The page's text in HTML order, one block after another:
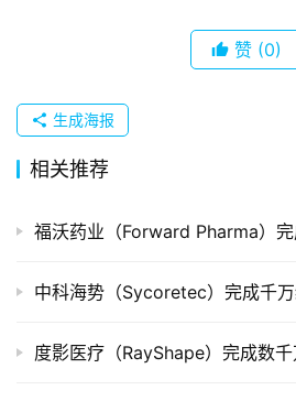
牌
布
并
重
赞 (0)
生成海报
相关推荐
福沃药业（Forward Pharma）
中科海势（Sycoretec）完成千
度影医疗（RayShape）完成数